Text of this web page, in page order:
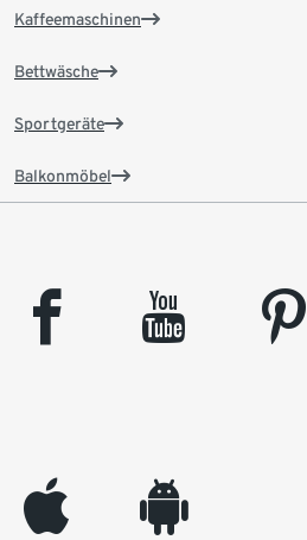
Kaffeemaschinen
Bettwäsche
Sportgeräte
Balkonmöbel
facebook youtube pinterest
appleinc android